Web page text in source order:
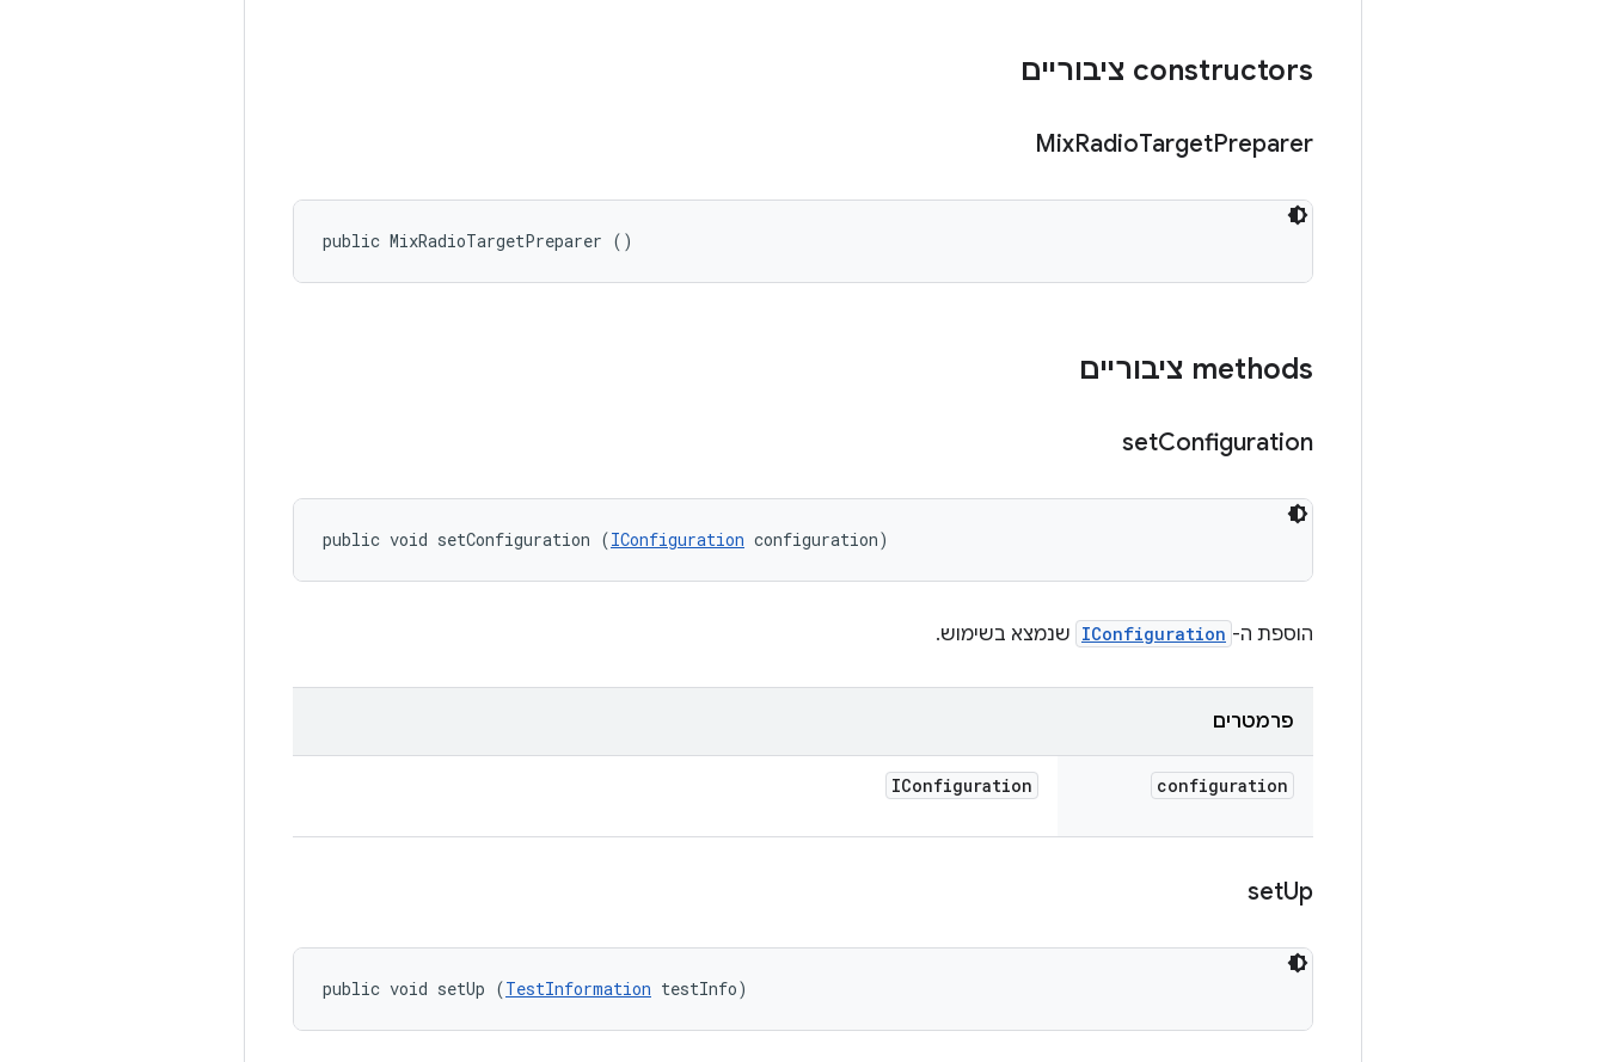
‫constructors ציבוריים
MixRadioTargetPreparer
public MixRadioTargetPreparer ()
‫methods ציבוריים
setConfiguration
public void setConfiguration (IConfiguration configuration)
הוספת ה- IConfiguration שנמצא בשימוש.
פרמטרים
configuration
IConfiguration
setUp
public void setUp (TestInformation testInfo)